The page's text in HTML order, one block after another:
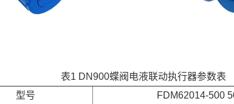
表1 DN900蝶阀 电液联动执行器参数表
型号
FDM62014-500